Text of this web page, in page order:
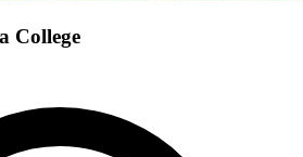
College